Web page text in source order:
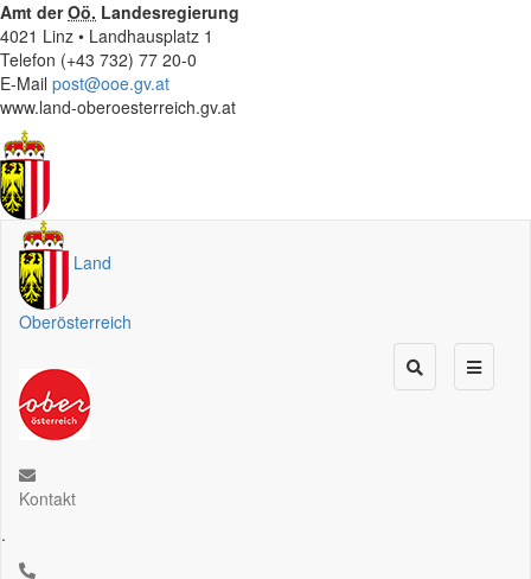
Amt derOö. Landesregierung
4021 Linz • Landhausplatz 1
Telefon (+43 732) 77 20-0
E-Mail post@ooe.gv.at
www.land-oberoesterreich.gv.at
Land
Oberösterreich
Kontakt
.